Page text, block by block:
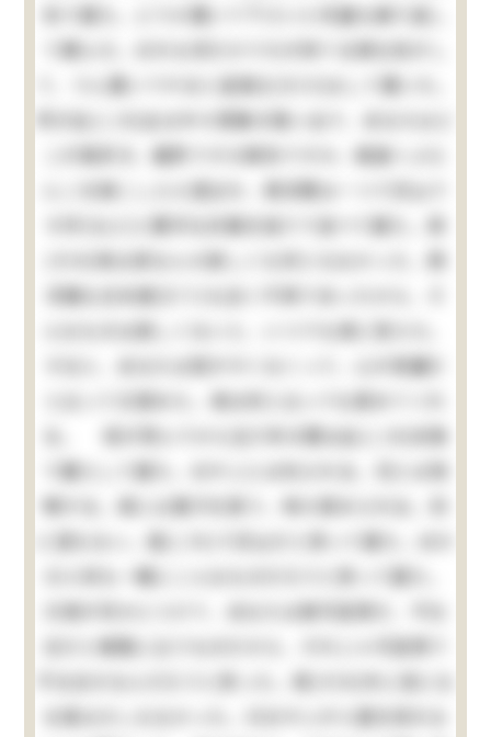
気で居た。どうか置いて下さいと何遍も繰り返し
て頼んだ。おれも何だかうちが持てる様な気がし
て、うん置いてやると返事丈(だけ)はして置いた。
所が此(この)女は中々想像の強い女で、あなたはど
こが御好き、麹町ですか麻布ですか、御庭へぶら
んこを御こしらえ遊ばせ、西洋間は一つで沢山で
す抔(など)と勝手な計画を独りで並べて居た。其
(その)時は家なんか欲しくも何ともなかった、西
洋館も日本建(だて)も全く不用であったから、そ
んなものは欲しくないと、いつでも清に答えた。
すると、あなたは慾がすくなくって、心が奇麗だ
と云って又賞めた。清は何と云っても賞めてくれ
る。 母が死んでから五六年の間は此(この)状態
で暮らして居た。おやじには叱られる。兄とは喧
嘩する。清には菓子を貰う、時々賞められる。別
に望もない。是(これ)で沢山だと思って居た。ほか
の小供も一概にこんなものだろうと思って居た。
只清が何かにつけて、あなたは御可哀想だ、不仕
合だと無暗に云うものだから、それじゃ可哀想で
る事は少しもなかった。只おやじが小遣を呉れな